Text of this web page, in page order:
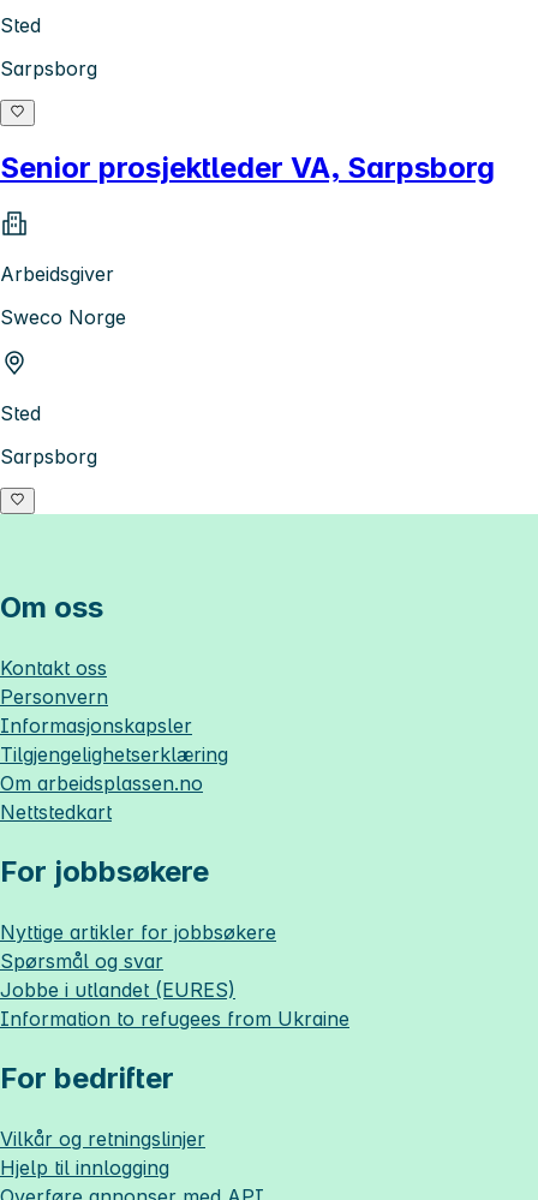
Sted
Sarpsborg
Senior prosjektleder VA, Sarpsborg
Arbeidsgiver
Sweco Norge
Sted
Sarpsborg
Om oss
Kontakt oss
Personvern
Informasjonskapsler
Tilgjengelighetserklæring
Om arbeidsplassen.no
Nettstedkart
For jobbsøkere
Nyttige artikler for jobbsøkere
Spørsmål og svar
Jobbe i utlandet (EURES)
Information to refugees from Ukraine
For bedrifter
Vilkår og retningslinjer
Hjelp til innlogging